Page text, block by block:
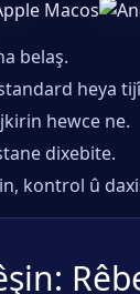
belaş.
heya
hewce ne.
dixebite.
kontrol û